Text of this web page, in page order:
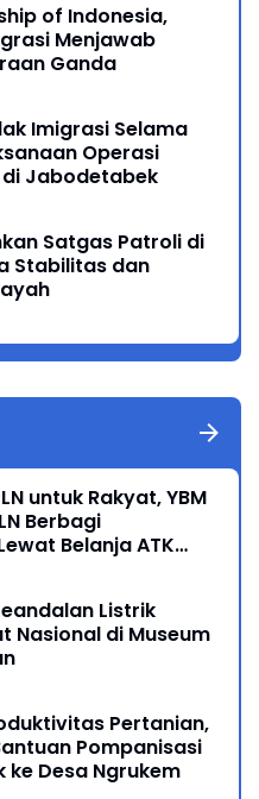
of Indonesia,
Menjawab
Ganda
Imigrasi Selama
Operasi
Jabodetabek
Satgas Patroli di
Stabilitas dan
untuk Rakyat, YBM
Berbagi
Belanja ATK
Listrik
Nasional di Museum
Pertanian,
Pompanisasi
ke Desa Ngrukem